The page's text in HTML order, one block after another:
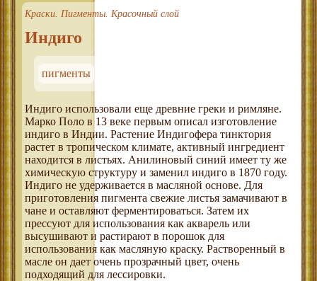
Краски. Пигменты. Красочный слой
Индиго
пигменты
Индиго использовали еще древние греки и римляне.
Марко Поло в 13 веке первым описал изготовление
индиго в Индии. Растение Индигофера тинктория
растет в тропическом климате, активный ингредиент
находится в листьях. Анилиновый синий имеет ту же
химическую структуру и заменил индиго в 1870 году.
Индиго не удерживается в масляной основе. Для
приготовления пигмента свежие листья замачивают в
чане и оставляют ферментироваться. Затем их
прессуют для использования как акварель или
высушивают и растирают в порошок для
использования как масляную краску. Растворенный в
масле он дает очень прозрачный цвет, очень
подходящий для лессировки.